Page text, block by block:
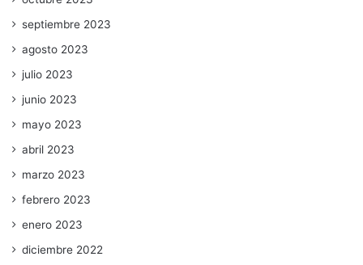
septiembre 2023
agosto 2023
julio 2023
junio 2023
mayo 2023
abril 2023
marzo 2023
febrero 2023
enero 2023
diciembre 2022